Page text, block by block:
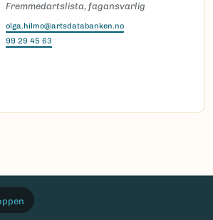
Fremmedartslista, fagansvarlig
olga.hilmo@artsdatabanken.no
99 29 45 63